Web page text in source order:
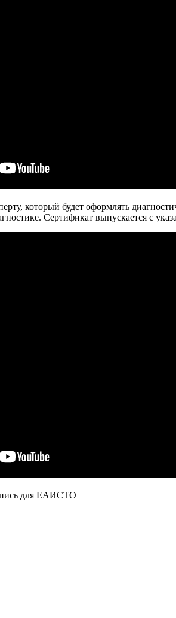
который будет оформлять
Сертификат выпускается с
для ЕАИСТО